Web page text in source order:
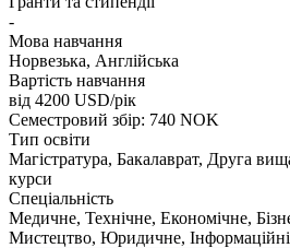
-
Мова навчання
Норвезька, Англійська
Вартість навчання
від 4200 USD/рік
Семестровий збір: 740 NOK
Тип освіти
Магістратура, Бакалаврат, Друга
курси
Спеціальність
Медичне, Технічне, Економічне,
Мистецтво, Юридичне, Інформаційні